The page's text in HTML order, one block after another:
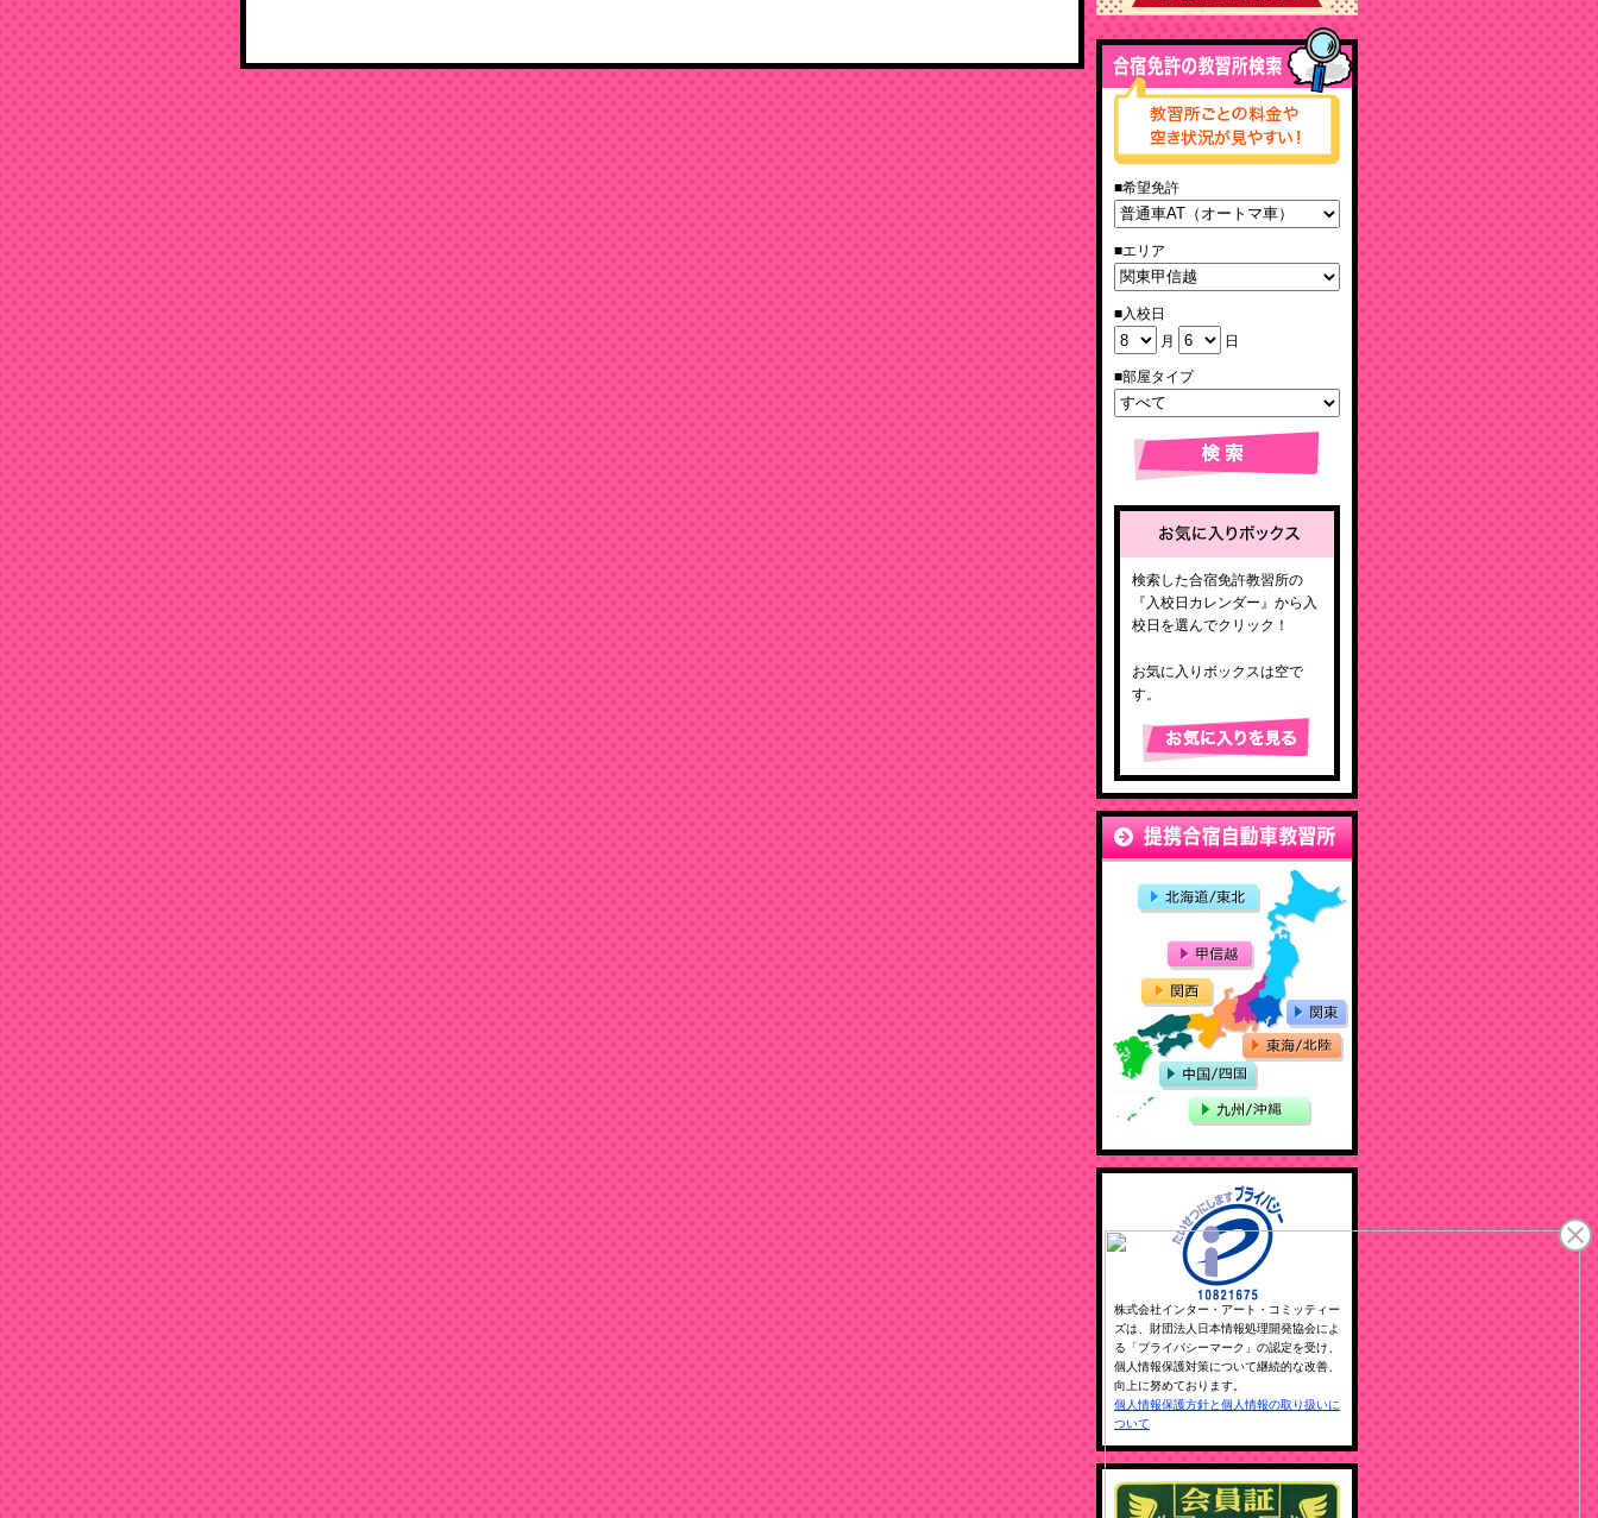
■希望免許
■エリア
■入校日
月
日
■部屋タイプ
検索した合宿免許教習所の
『入校日カレンダー』から入
校日を選んでクリック！
お気に入りボックスは空で
す。
株式会社インター・アート・コミッティー
ズは、財団法人日本情報処理開発協会によ
る「プライバシーマーク」の認定を受け、
個人情報保護対策について継続的な改善、
向上に努めております。
個人情報保護方針と個人情報の取り扱いに
ついて